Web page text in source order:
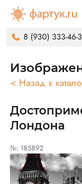
8 (930) 333-46-
< Назад к
Лондона
№: 185892